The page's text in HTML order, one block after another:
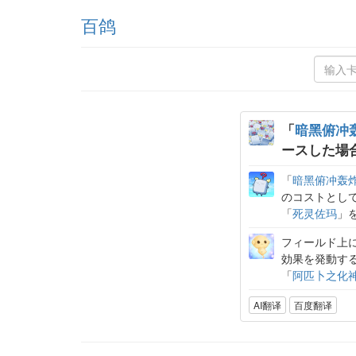
百鸽
「暗黑俯冲
ースした場
「暗黑俯冲轰
のコストとし
「死灵佐玛 」
フィールド上
効果を発動す
「阿匹卜之化
AI翻译 百度翻译